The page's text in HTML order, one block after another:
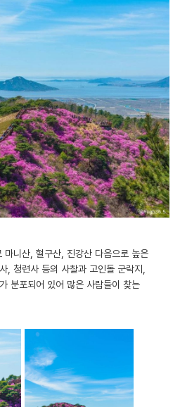
마니산, 혈구산, 진강산 다음으로 높은
, 청련사 등의 사찰과 고인돌 군락지,
분포되어 있어 많은 사람들이 찾는